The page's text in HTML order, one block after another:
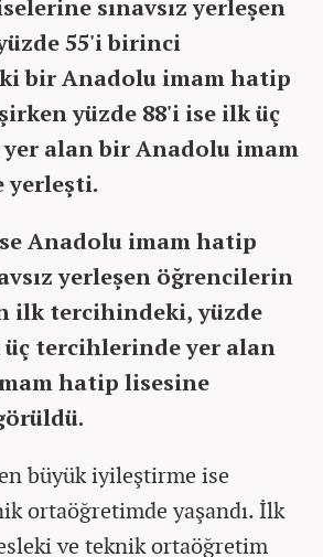
sınavsız yerleşen
55'i birinci
bir Anadolu imam hatip
yüzde 88'i ise ilk üç
alan bir Anadolu imam
yerleşti.
Anadolu imam hatip
yerleşen öğrencilerin
ilk tercihindeki, yüzde
tercihlerinde yer alan
hatip lisesine
büyük iyileştirme ise
ortaöğretimde yaşandı. İlk
ve teknik ortaöğretim